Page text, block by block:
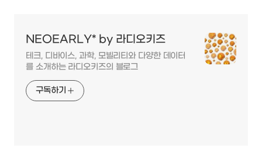
NEOEARLY* by 라디오키즈
테크, 디바이스, 과학, 모빌리티와 다양한 데이터
를 소개하는 라디오키즈의 블로그
구독하기